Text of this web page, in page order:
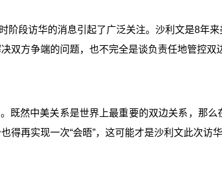
阶段访华的消息引起了广泛关注。沙利文是8年
双方争端的问题，也不完全是谈负责任地管控双
既然中美关系是世界上最重要的双边关系，那
再实现一次“会晤”，这可能才是沙利文此次访